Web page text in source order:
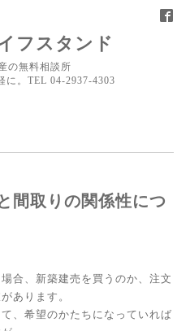
フスタンド
の無料相談所
に。TEL 04-2937-4303
間取りの関係性につ
合、新築建売を買うのか、注文
あります。
、希望のかたちになっていれば